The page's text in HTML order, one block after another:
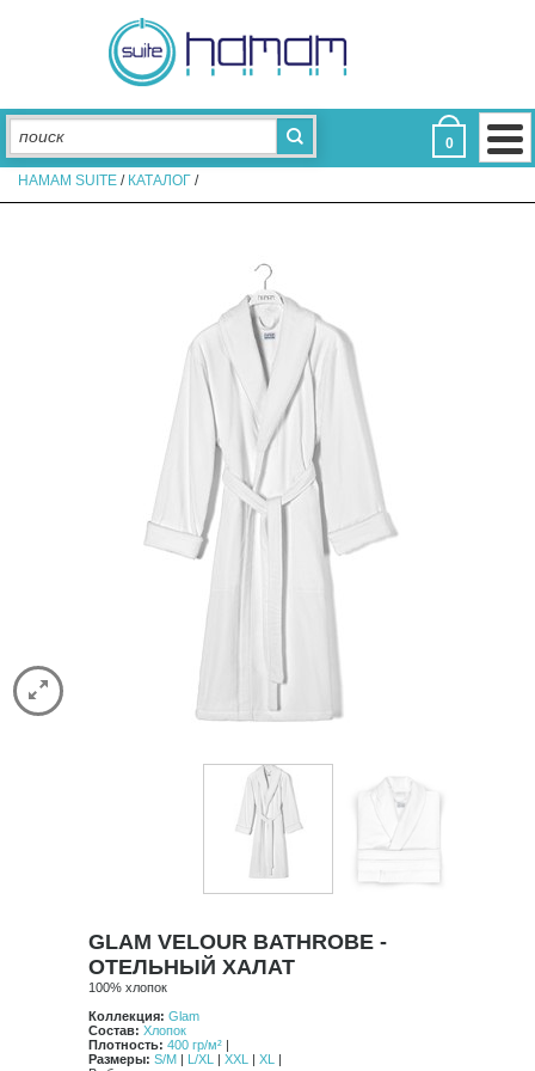
Полотенца для отелей
Коврики для отелей
Тапочки для отелей
Аксессуары
Постельное белье
Наволочки для отелей
Простыни
Пододеяльники
Наматрасники
Одеяла
КОЛЛЕКЦИИ
Aerosoft
Assos
Eke Hotel
De Luxe
Glam
Light
Limited Edition
Satin Stitch
CASUAL AVENUE
ДОСТАВКА
КОНТАКТЫ
0
HAMAM SUITE / КАТАЛОГ /
GLAM VELOUR BATHROBE -
ОТЕЛЬНЫЙ ХАЛАТ
100% хлопок
Коллекция: Glam
Состав: Хлопок
Плотность: 400 гр/м² |
Размеры: S/M | L/XL | XXL | XL
|